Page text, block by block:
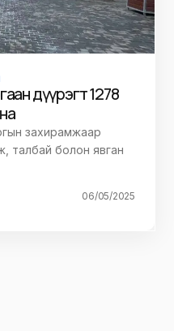
дүүрэгт 1278
захирамжаар
талбай болон явган
06/05/2025